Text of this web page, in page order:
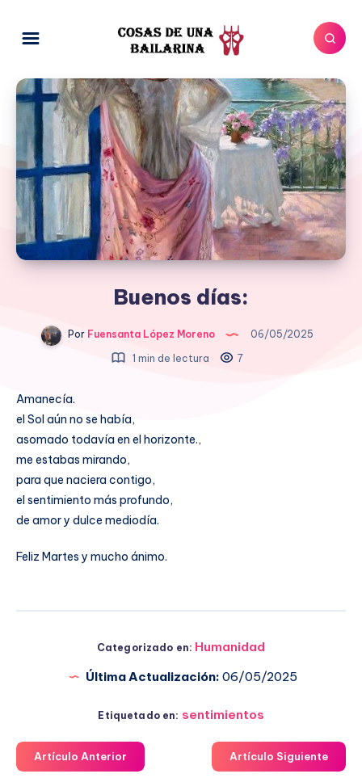
Buenos días:
PorFuensanta López Moreno
06/05/2025
1 min de lectura
7
Amanecía.
el Sol aún no se había,
asomado todavía en el horizonte.,
me estabas mirando,
para que naciera contigo,
el sentimiento más profundo,
de amor y dulce mediodía.
Feliz Martes y mucho ánimo.
Categorizado en: Humanidad
Última Actualización: 06/05/2025
Etiquetado en: sentimientos
Artículo Anterior Artículo Siguiente